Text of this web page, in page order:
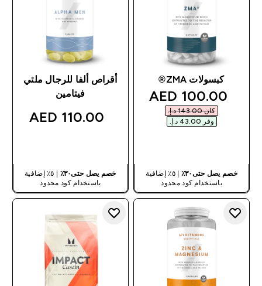
كبسولات ZMA®
discounted price
100.00 AED‎
كان ‏143.00 د.إ.‏‎
وفر ‏43.00 د.إ.‏‎
خصم يصل حتى٣٠٪
| ٥٪ إضافية
باستخدام كود محدود
أقراص ألفا للرجال ملتي
فيتامين
110.00 AED‎
خصم يصل حتى٣٠٪
| ٥٪ إضافية
باستخدام كود محدود